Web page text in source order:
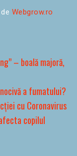
Webgrow.ro
– boală majoră,
a fumatului?
cu Coronavirus
copilul